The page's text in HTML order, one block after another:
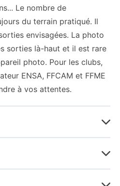
Le nombre de
du terrain pratiqué. Il
envisagées. La photo
sorties là-haut et il est rare
photo. Pour les clubs,
ENSA, FFCAM et FFME
à vos attentes.
31 décembre